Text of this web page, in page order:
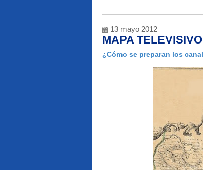
13 mayo 2012
MAPA
¿Cómo se preparan los